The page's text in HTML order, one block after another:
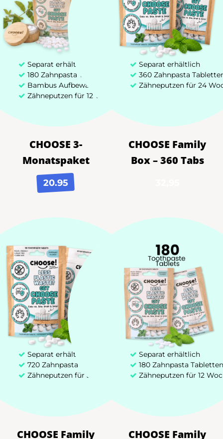
Separat erhältlich
180 Zahnpasta Tabletten
Bambus Aufbewahrungsbox
Zähneputzen für 12 Wochen
CHOOSE 3-
Monatspaket
20.95
Separat erhältlich
360 Zahnpasta
Zähneputzen für 24
CHOOSE Family
Box – 360 Tabs
Separat erhältlich
720 Zahnpasta Tabletten
Zähneputzen für 52 Wochen
CHOOSE Family
Separat erhältlich
180 Zahnpasta Tabletten
Zähneputzen für 12
CHOOSE Family
Bambus Zahnbürste
Zakelijk Aanbod (B2B)
+31 85 00 03 829
hello@chooseteethcare.nl
St. Jacobstraat 123 -135
3511 BP Utrecht
Choose! @2026 Deutschland | Eigentum von CHOOSE TeethCare